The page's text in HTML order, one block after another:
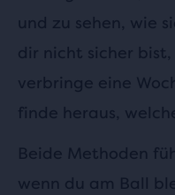
und zu sehen, wie
dir nicht sicher
verbringe eine
finde heraus,
Beide Methoden
wenn du am Ball